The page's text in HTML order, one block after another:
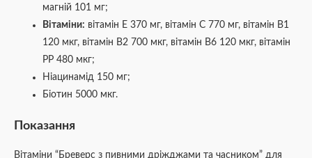
магній 101 мг;
Вітаміни: вітамін Е 370 мг, вітамін С 770 мг, вітамін В1
120 мкг, вітамін В2 700 мкг, вітамін В6 120 мкг, вітамін
РР 480 мкг;
Ніацинамід 150 мг;
Біотин 5000 мкг.
Показання
Вітаміни “Бреверс з пивними дріжджами та часником” для